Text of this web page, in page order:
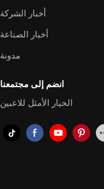
أخبار الشركة
أخبار الصناعة
مدونة
انضم إلى مجتمعنا
الخيار الأمثل للاعبين